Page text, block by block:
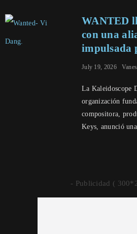
WANTED
con una
impulsada
July 19, 2026
La Kaleidoscope
organización
compositora,
Keys, anunció
- Publicidad (